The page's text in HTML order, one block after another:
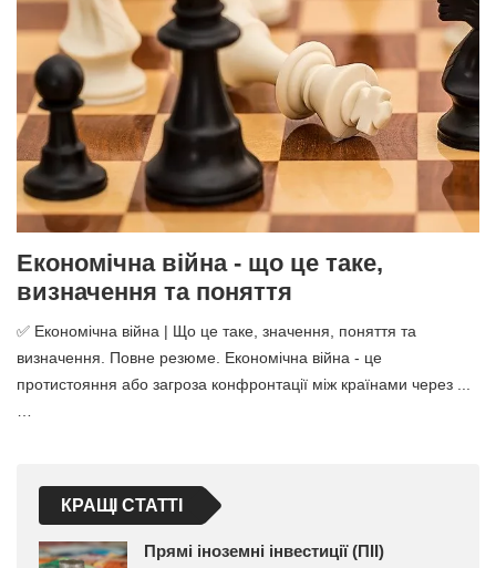
Економічна війна - що це таке,
визначення та поняття
✅ Економічна війна | Що це таке, значення, поняття та
визначення. Повне резюме. Економічна війна - це
протистояння або загроза конфронтації між країнами через ...
КРАЩІ СТАТТІ
Прямі іноземні інвестиції (ПІІ)